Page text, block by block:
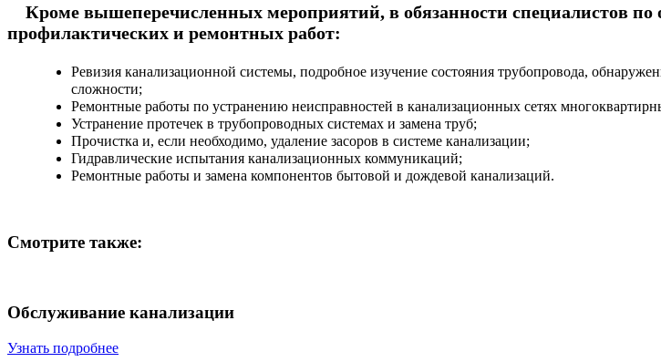
Кроме вышеперечисленных мероприятий, в обязанности специалистов
профилактических и ремонтных работ:
Ревизия канализационной системы, подробное изучение состояния трубопровода,
сложности;
Ремонтные работы по устранению неисправностей в канализационных сетях
Устранение протечек в трубопроводных системах и замена труб;
Прочистка и, если необходимо, удаление засоров в системе канализации;
Гидравлические испытания канализационных коммуникаций;
Ремонтные работы и замена компонентов бытовой и дождевой канализаций.
Смотрите также:
Обслуживание канализации
Узнать подробнее